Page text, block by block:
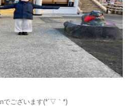
でございます(*´▽｀*)